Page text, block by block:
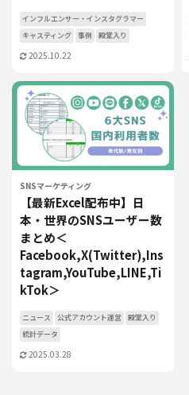
インフルエンサー・インスタグラマー
キャスティング
事例 殿堂入り
2025.10.22
SNSマーケティング
【最新Excel配布中】日
本・世界のSNSユーザー数
まとめ＜
Facebook,X(Twitter),Ins
tagram,YouTube,LINE,Ti
kTok＞
ニュース 公式アカウント運営
殿堂入り
統計データ
2025.03.28